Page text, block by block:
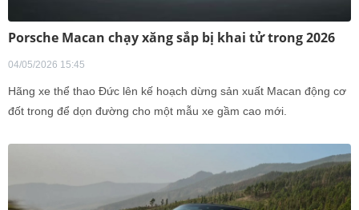
Porsche Macan chạy xăng sắp bị khai tử trong 2026
04/05/2026 15:45
Hãng xe thể thao Đức lên kế hoạch dừng sản xuất Macan động cơ
đốt trong để dọn đường cho một mẫu xe gầm cao mới.